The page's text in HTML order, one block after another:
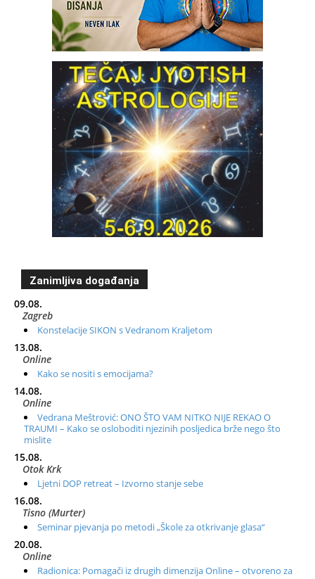
Zanimljiva događanja
09.08.
Zagreb
Konstelacije SIKON s Vedranom Kraljetom
13.08.
Online
Kako se nositi s emocijama?
14.08.
Online
Vedrana Meštrović: ONO ŠTO VAM NITKO NIJE REKAO O
TRAUMI – Kako se osloboditi njezinih posljedica brže nego što
mislite
15.08.
Otok Krk
Ljetni DOP retreat – Izvorno stanje sebe
16.08.
Tisno (Murter)
Seminar pjevanja po metodi „Škole za otkrivanje glasa“
20.08.
Online
Radionica: Pomagači iz drugih dimenzija Online – otvoreno za